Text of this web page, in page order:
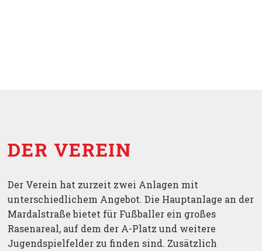
DER VEREIN
Der Verein hat zurzeit zwei Anlagen mit
unterschiedlichem Angebot. Die Hauptanlage an der
Mardalstraße bietet für Fußballer ein großes
Rasenareal, auf dem der A-Platz und weitere
Jugendspielfelder zu finden sind. Zusätzlich